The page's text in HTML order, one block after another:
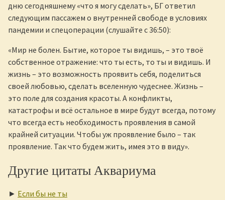
дню сегодняшнему «что я могу сделать», БГ ответил
следующим пассажем о внутренней свободе в условиях
пандемии и спецоперации (слушайте с 36:50):
«Мир не болен. Бытие, которое ты видишь, – это твоё
собственное отражение: что ты есть, то ты и видишь. И
жизнь – это возможность проявить себя, поделиться
своей любовью, сделать вселенную чудеснее. Жизнь –
это поле для создания красоты. А конфликты,
катастрофы и всё остальное в мире будут всегда, потому
что всегда есть необходимость проявления в самой
крайней ситуации. Чтобы уж проявление было – так
проявление. Так что будем жить, имея это в виду».
Другие цитаты Аквариума
► Если бы не ты